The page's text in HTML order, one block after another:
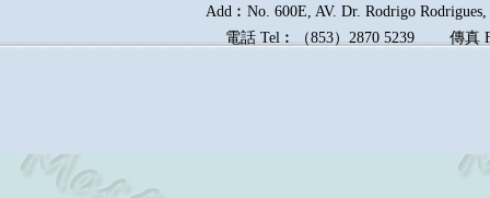
Add︰No. 600E, AV. Dr. Rodrigo
電話 Tel︰（853）2870 5239傳真